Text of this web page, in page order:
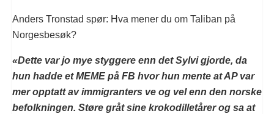
Anders Tronstad spør: Hva mener du om Taliban på
Norgesbesøk?
«Dette var jo mye styggere enn det Sylvi gjorde, da
hun hadde et MEME på FB hvor hun mente at AP var
mer opptatt av immigranters ve og vel enn den norske
befolkningen. Støre gråt sine krokodilletårer og sa at